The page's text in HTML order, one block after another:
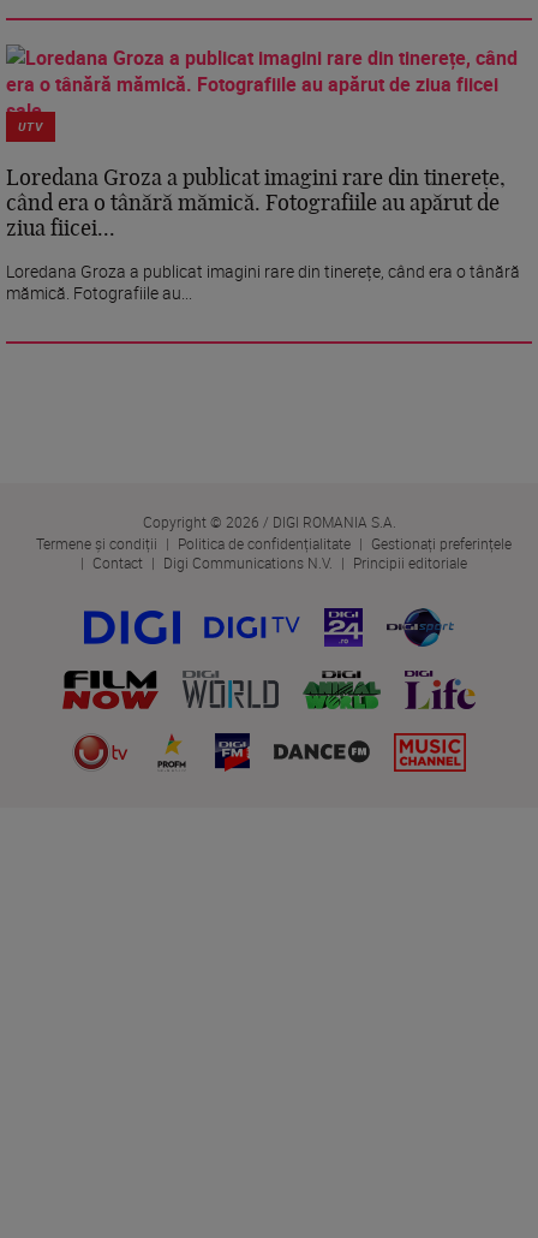
UTV
Loredana Groza a publicat imagini rare din tinerețe,
când era o tânără mămică. Fotografiile au apărut de
ziua fiicei...
Loredana Groza a publicat imagini rare din tinerețe, când era o tânără
mămică. Fotografiile au...
Copyright © 2026 / DIGI ROMANIA S.A.
Termene și condiții
Politica de confidențialitate
Gestionați preferințele
Contact
Digi Communications N.V. Principii editoriale